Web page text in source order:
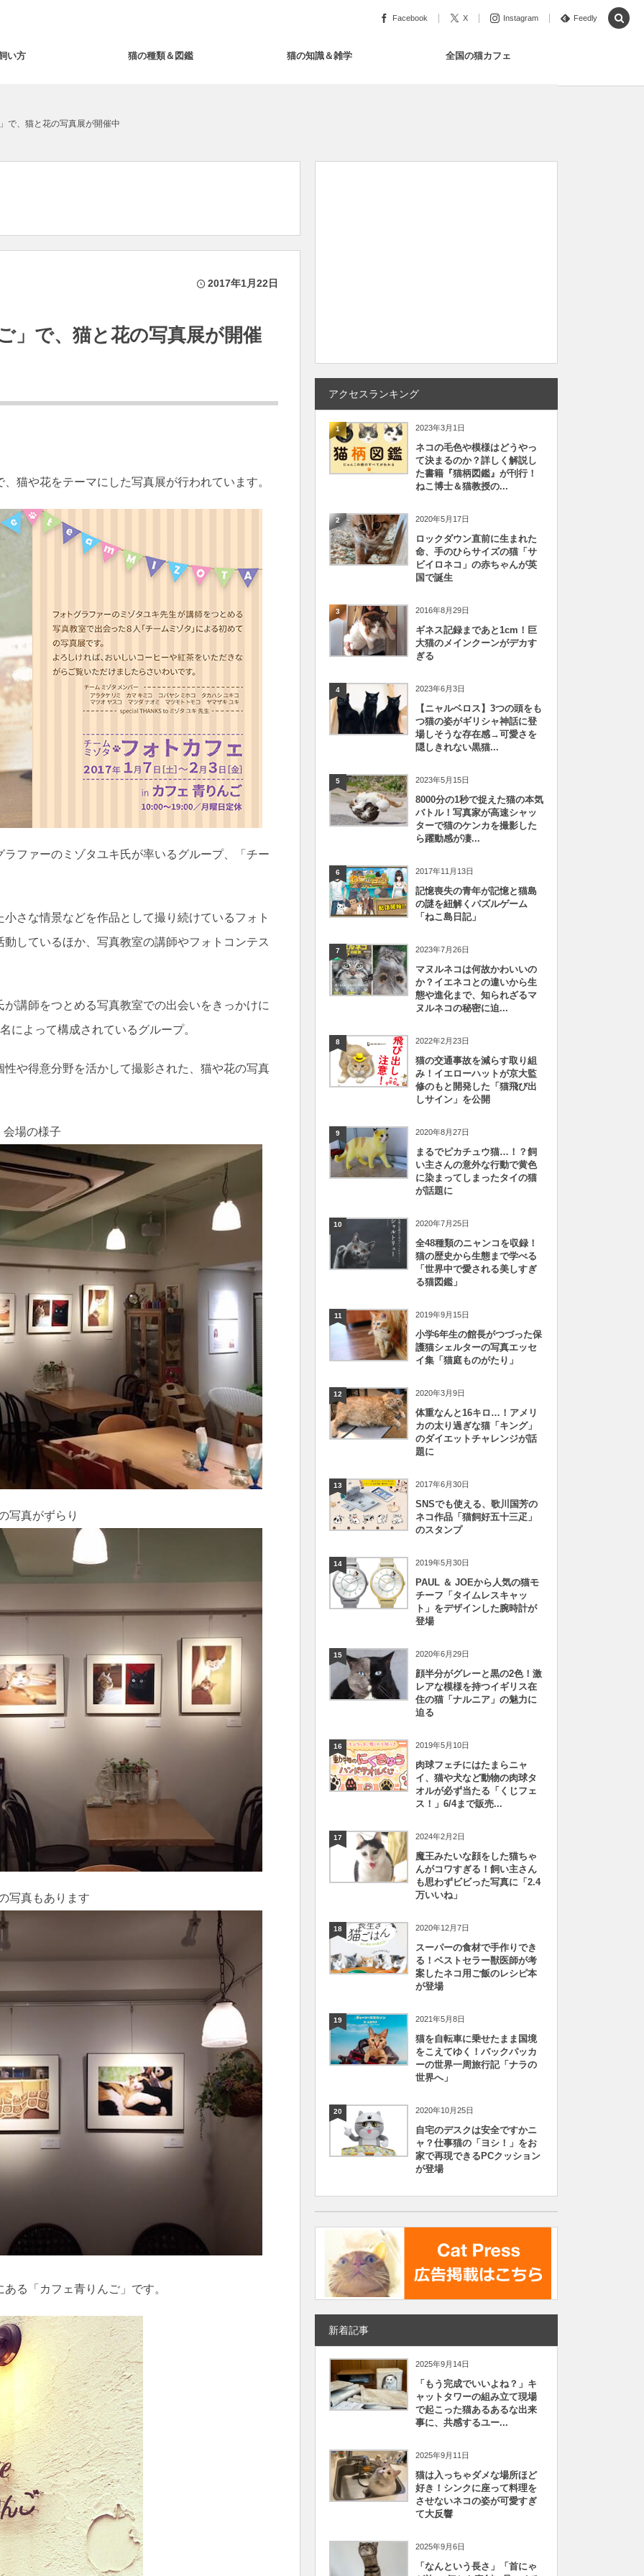
Facebook X Instagram Feedly
い方 猫の種類＆図鑑 猫の知識＆雑学 全国の猫カフェ
で、猫と花の写真展が開催中
2017年1月22日
」で、猫と花の写真展が開催
猫や花をテーマにした写真展が行われています。
ファーのミゾタユキ氏が率いるグループ、「チー
さな情景などを作品として撮り続けているフォト
しているほか、写真教室の講師やフォトコンテス
講師をつとめる写真教室での出会いをきっかけに
によって構成されているグループ。
や得意分野を活かして撮影された、猫や花の写真
会場の様子
写真がずらり
写真もあります
る「カフェ青りんご」です。
アクセスランキング
1 2023年3月1日
ネコの毛色や模様はどうやっ
て決まるのか？詳しく解説し
た書籍『猫柄図鑑』が刊行！
ねこ博士＆猫教授の...
2 2020年5月17日
ロックダウン直前に生まれた
命、手のひらサイズの猫「サ
ビイロネコ」の赤ちゃんが英
国で誕生
3 2016年8月29日
ギネス記録まであと1cm！巨
大猫のメインクーンがデカす
ぎる
4 2023年6月3日
【ニャルベロス】3つの頭をも
つ猫の姿がギリシャ神話に登
場しそうな存在感→可愛さを
隠しきれない黒猫...
5 2023年5月15日
8000分の1秒で捉えた猫の本気
バトル！写真家が高速シャッ
ターで猫のケンカを撮影した
ら躍動感が凄...
6 2017年11月13日
記憶喪失の青年が記憶と猫島
の謎を紐解くパズルゲーム
「ねこ島日記」
7 2023年7月26日
マヌルネコは何故かわいいの
か？イエネコとの違いから生
態や進化まで、知られざるマ
ヌルネコの秘密に迫...
8 2022年2月23日
猫の交通事故を減らす取り組
み！イエローハットが京大監
修のもと開発した「猫飛び出
しサイン」を公開
9 2020年8月27日
まるでピカチュウ猫…！？飼
い主さんの意外な行動で黄色
に染まってしまったタイの猫
が話題に
10 2020年7月25日
全48種類のニャンコを収録！
猫の歴史から生態まで学べる
「世界中で愛される美しすぎ
る猫図鑑」
11 2019年9月15日
小学6年生の館長がつづった保
護猫シェルターの写真エッセ
イ集「猫庭ものがたり」
12 2020年3月9日
体重なんと16キロ…！アメリ
カの太り過ぎな猫「キング」
のダイエットチャレンジが話
題に
13 2017年6月30日
SNSでも使える、歌川国芳の
ネコ作品「猫飼好五十三疋」
のスタンプ
14 2019年5月30日
PAUL ＆ JOEから人気の猫モ
チーフ「タイムレスキャッ
ト」をデザインした腕時計が
登場
15 2020年6月29日
顔半分がグレーと黒の2色！激
レアな模様を持つイギリス在
住の猫「ナルニア」の魅力に
迫る
16 2019年5月10日
肉球フェチにはたまらニャ
イ、猫や犬など動物の肉球タ
オルが必ず当たる「くじフェ
ス！」6/4まで販売...
17 2024年2月2日
魔王みたいな顔をした猫ちゃ
んがコワすぎる！飼い主さん
も思わずビビった写真に「2.4
万いいね」
18 2020年12月7日
スーパーの食材で手作りでき
る！ベストセラー獣医師が考
案したネコ用ご飯のレシピ本
が登場
19 2021年5月8日
猫を自転車に乗せたまま国境
をこえてゆく！バックパッカ
ーの世界一周旅行記「ナラの
世界へ」
20 2020年10月25日
自宅のデスクは安全ですかニ
ャ？仕事猫の「ヨシ！」をお
家で再現できるPCクッション
が登場
新着記事
2025年9月14日
「もう完成でいいよね？」キ
ャットタワーの組み立て現場
で起こった猫あるあるな出来
事に、共感するユー...
2025年9月11日
猫は入っちゃダメな場所ほど
好き！シンクに座って料理を
させないネコの姿が可愛すぎ
て大反響
2025年9月6日
「なんという長さ」「首にゃ